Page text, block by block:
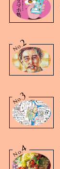
No.2
No.3
No.
4